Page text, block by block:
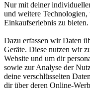
Nur mit deiner
und weitere Technologien,
Einkaufserlebnis zu bieten.
Dazu erfassen wir Daten
Geräte. Diese nutzen wir
Website und um dir
sowie zur Analyse der
deine verschlüsselten
dir über deren Online-